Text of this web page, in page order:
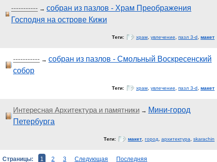
----------- → собран из пазлов - Храм Преображения
Господня на острове Кижи
Теги: храм увлечение пазл 3-d макет
----------- → собран из пазлов - Смольный Воскресенский
собор
Теги: храм увлечение пазл 3-d макет
Интересная Архитектура и памятники → Мини-город
Петербурга
Теги: макет город архитектура skarachin
Страницы: 1 2 3 Следующая Последняя